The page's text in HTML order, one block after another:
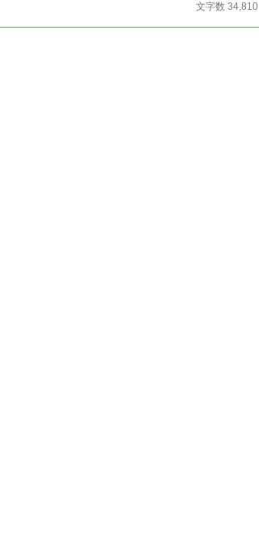
文字数 34,810